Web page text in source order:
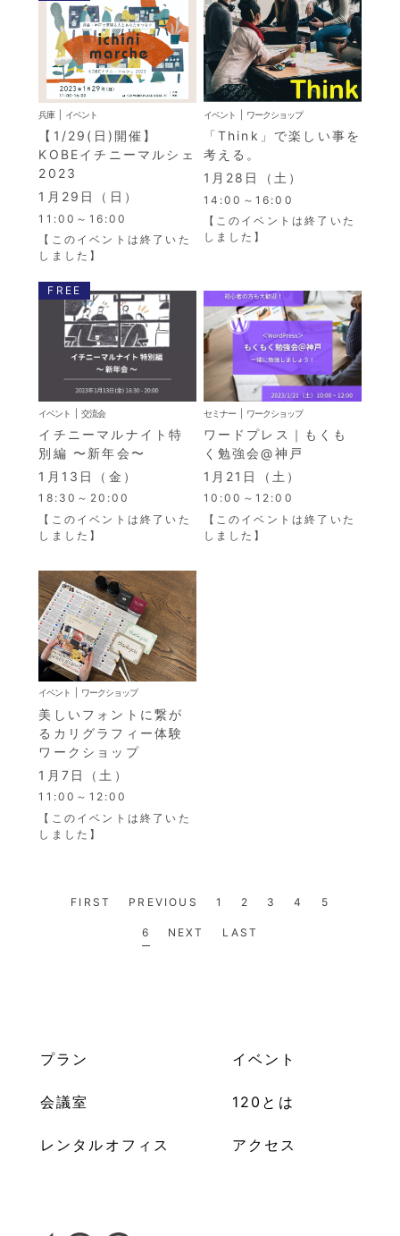
兵庫 イベント
【1/29(日)開催】
KOBEイチニーマルシェ
2023
1月29日（日）
11:00～16:00
【このイベントは終了いた
しました】
イベント ワークショップ
「Think」で楽しい事を
考える。
1月28日（土）
14:00～16:00
【このイベントは終了いた
しました】
FREE
イベント 交流会
イチニーマルナイト特
別編 〜新年会〜
1月13日（金）
18:30～20:00
【このイベントは終了いた
しました】
セミナー ワークショップ
ワードプレス｜もくも
く勉強会@神戸
1月21日（土）
10:00～12:00
【このイベントは終了いた
しました】
イベント ワークショップ
美しいフォントに繋が
るカリグラフィー体験
ワークショップ
1月7日（土）
11:00～12:00
【このイベントは終了いた
しました】
FIRST PREVIOUS 1 2 3 4 5
6 NEXT LAST
プラン
会議室 120とは
レンタルオフィス
イベント
アクセス